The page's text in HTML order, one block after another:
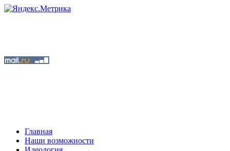
Главная
Наши возможности